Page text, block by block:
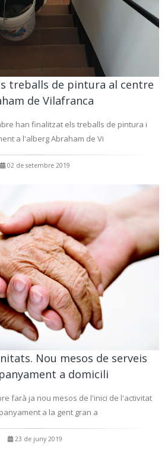
treballs de pintura al centre
de Vilafranca
han finalitzat els treballs de pintura i
a l'alberg Abraham de Vi
02 de setembre 2019
Nou mesos de serveis
a domicili
farà ja nou mesos de l'inici de l'activitat
a la gent gran a
23 de juny 2019